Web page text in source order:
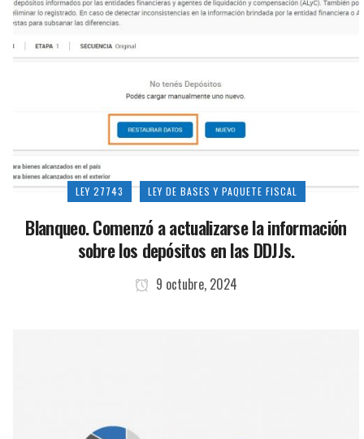
LEY 27743 LEY DE BASES Y PAQUETE FISCAL
Blanqueo. Comenzó a actualizarse la información
sobre los depósitos en las DDJJs.
9 octubre, 2024